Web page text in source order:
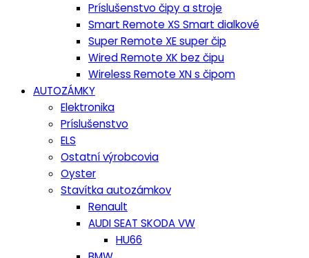
Príslušenstvo čipy a stroje
Smart Remote XS Smart dialkové
Super Remote XE super čip
Wired Remote XK bez čipu
Wireless Remote XN s čipom
AUTOZÁMKY
Elektronika
Príslušenstvo
ELS
Ostatní výrobcovia
Oyster
Stavítka autozámkov
Renault
AUDI SEAT SKODA VW
HU66